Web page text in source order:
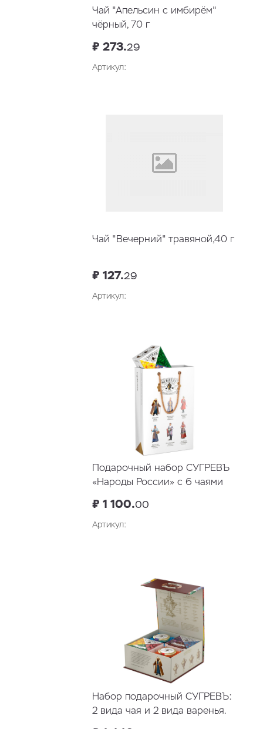
Чай "Апельсин с имбирём"
чёрный, 70 г
₽ 273.29
Артикул:
Чай "Вечерний" травяной,40 г
₽ 127.29
Артикул:
Подарочный набор СУГРЕВЪ
«Народы России» с 6 чаями
₽ 1 100.00
Артикул:
Набор подарочный СУГРЕВЪ:
2 вида чая и 2 вида варенья.